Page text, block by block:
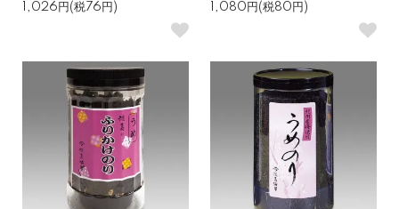
1,026円(税76円)
1,080円(税80円)